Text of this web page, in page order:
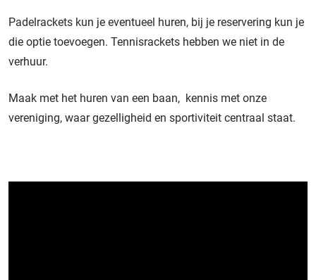
Padelrackets kun je eventueel huren, bij je reservering kun je
die optie toevoegen. Tennisrackets hebben we niet in de
verhuur.
Maak met het huren van een baan, kennis met onze
vereniging, waar gezelligheid en sportiviteit centraal staat.